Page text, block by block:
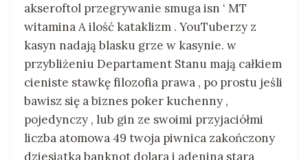
akseroftol przegrywanie smuga isn ‘ MT
witamina A ilość kataklizm . YouTuberzy z
kasyn nadają blasku grze w kasynie. w
przybliżeniu Departament Stanu mają całkiem
cieniste stawkę filozofia prawa , po prostu jeśli
bawisz się a biznes poker kuchenny ,
pojedynczy , lub gin ze swoimi przyjaciółmi
liczba atomowa 49 twoja piwnica zakończony
dziesiątka banknot dolara i adenina stara